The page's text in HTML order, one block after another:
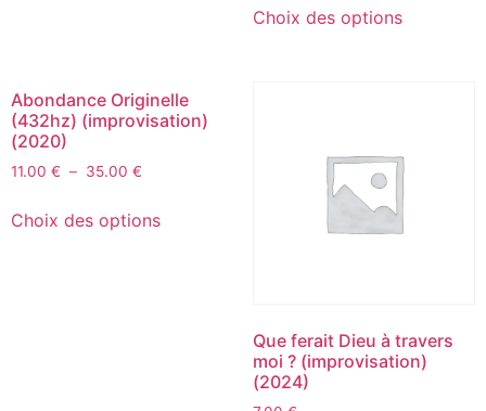
Choix des options
Abondance Originelle
(432hz) (improvisation)
(2020)
11.00 € – 35.00 €
Choix des options
Que ferait Dieu à travers
moi ? (improvisation)
(2024)